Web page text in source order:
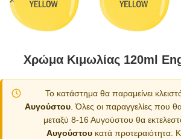
Χρώμα Κιμωλίας 120ml
Το κατάστημα θα παραμείνει
Αυγούστου. Όλες οι παραγγελίες που
μεταξύ 8-16 Αυγούστου θα
Αυγούστουκατά προτεραιότητα.